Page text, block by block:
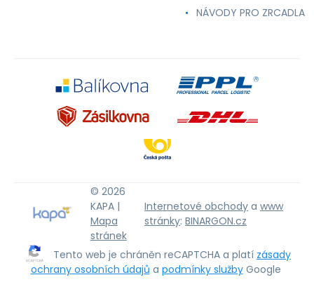
NÁVODY PRO ZRCADLA
© 2026
KAPA |
Mapa
stránek
Internetové obchody a www
stránky: BINARGON.cz
Tento web je chráněn reCAPTCHA a platí zásady
ochrany osobních údajů a podmínky služby Google